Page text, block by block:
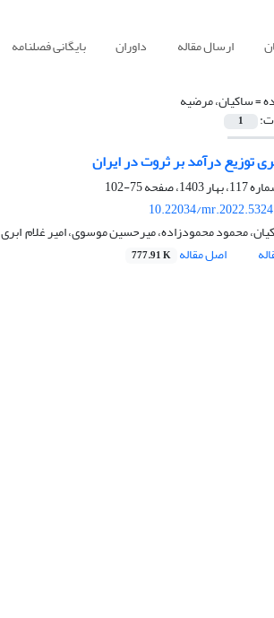
ارسال مقاله داوران بایگانی فصلنامه
=ساکیان، مرضیه
1
توزیع درآمد بر ثروت در ایران
75-102
10.22034/
محمود محمودزاده، میرحسین موسوی، امیر غلام ‌ ابری
اصل مقاله 777.91 K